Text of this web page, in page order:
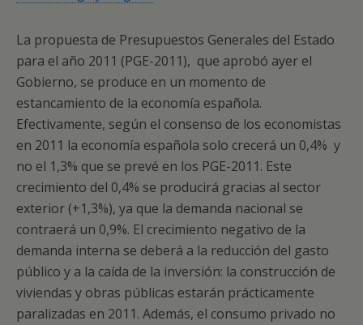
La propuesta de Presupuestos Generales del Estado
para el año 2011 (PGE-2011), que aprobó ayer el
Gobierno, se produce en un momento de
estancamiento de la economía española.
Efectivamente, según el consenso de los economistas
en 2011 la economía española solo crecerá un 0,4% y
no el 1,3% que se prevé en los PGE-2011. Este
crecimiento del 0,4% se producirá gracias al sector
exterior (+1,3%), ya que la demanda nacional se
contraerá un 0,9%. El crecimiento negativo de la
demanda interna se deberá a la reducción del gasto
público y a la caída de la inversión: la construcción de
viviendas y obras públicas estarán prácticamente
paralizadas en 2011. Además, el consumo privado no